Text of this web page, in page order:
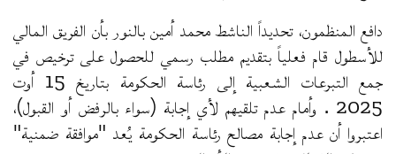
دافع المنظمون، تحديداً الناشط محمد أمين بالنور بأن الفريق المالي
للأسطول قام فعلياً بتقديم مطلب رسمي للحصول على ترخيص في
جمع التبرعات الشعبية إلى رئاسة الحكومة بتاريخ 15 أوت
2025 . وأمام عدم تلقيهم لأي إجابة (سواء بالرفض أو القبول)،
اعتبروا أن عدم إجابة مصالح رئاسة الحكومة يُعد "موافقة ضمنية"